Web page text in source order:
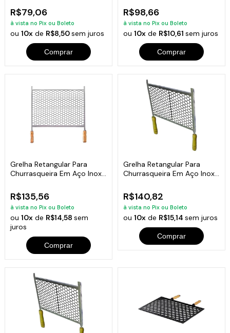
R$79,06
à vista no Pix ou Boleto
ou10x de R$8,50sem juros
Comprar
R$98,66
à vista no Pix ou Boleto
ou 10xde R$10,61 sem juros
Comprar
Grelha Retangular Para
Churrasqueira Em Aço Inox
R$135,56
à vista no Pix ou Boleto
ou10x de R$14,58sem
juros
Comprar
Grelha Retangular Para
Churrasqueira Em Aço Inox
R$140,82
à vista no Pix ou Boleto
ou 10xde R$15,14 sem juros
Comprar